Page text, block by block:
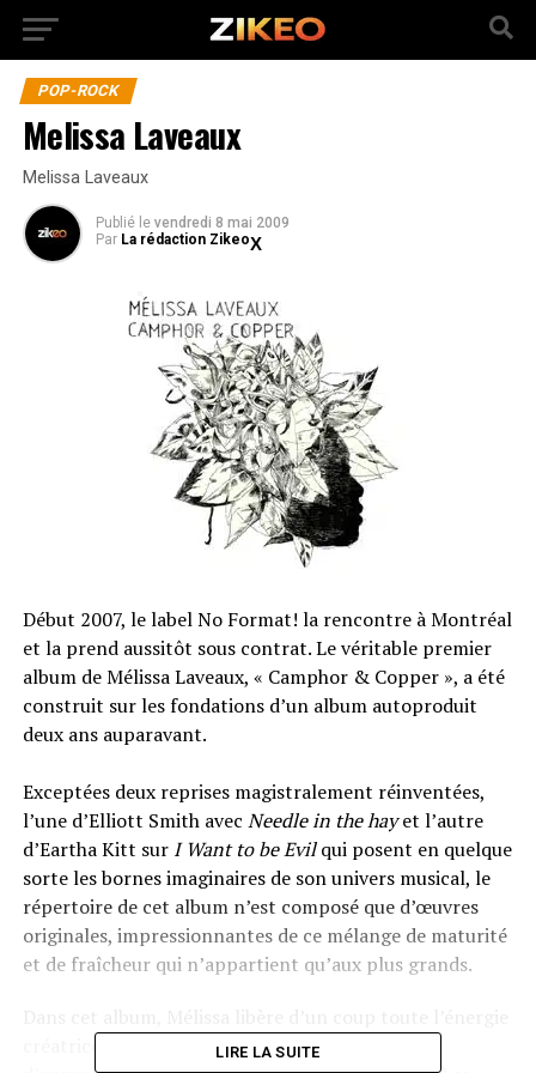
POP-ROCK
Melissa Laveaux
Melissa Laveaux
Publié le vendredi 8 mai 2009
Par La rédaction Zikeo
Début 2007, le label No Format! la rencontre à Montréal
et la prend aussitôt sous contrat. Le véritable premier
album de Mélissa Laveaux, « Camphor & Copper », a été
construit sur les fondations d’un album autoproduit
deux ans auparavant.
Exceptées deux reprises magistralement réinventées,
l’une d’Elliott Smith avec Needle in the hayet l’autre
d’Eartha Kitt sur I Want to be Evilqui posent en quelque
sorte les bornes imaginaires de son univers musical, le
répertoire de cet album n’est composé que d’œuvres
originales, impressionnantes de ce mélange de maturité
et de fraîcheur qui n’appartient qu’aux plus grands.
créatrice accumulée au long de ces années
LIRE LA SUITE